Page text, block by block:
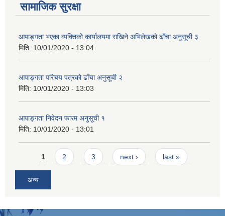
सामाजिक सुरक्षा
आपाङ्गता भएका व्यक्तिको कार्यालयमा राखिने अभिलेखको ढाँचा अनुसूची ३
मिति: 10/01/2020 - 13:04
आपाङ्गता परिचय पत्रको ढाँचा अनुसूची २
मिति: 10/01/2020 - 13:03
आपाङ्गता निवेदन फारम अनुसूची १
मिति: 10/01/2020 - 13:01
Pages
1 2 3 next › last »
अन्य